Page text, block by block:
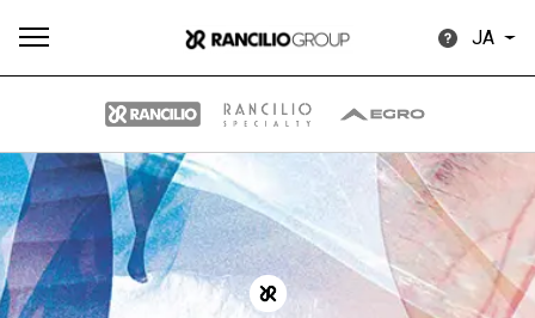
JA
す
て
製品
情報
ニュ
ース
ダウン
ロード
る